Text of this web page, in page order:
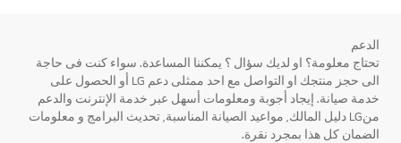
الدعم
تحتاج معلومة؟ او لديك سؤال ؟ يمكننا المساعدة. سواء كنت فى حاجة
الى حجز منتجك او التواصل مع احد ممثلى دعم LG أو الحصول على
خدمة صيانة. إيجاد أجوبة ومعلومات أسهل عبر خدمة الإنترنت والدعم
منLG دليل المالك, مواعيد الصيانة المناسبة, تحديث البرامج و معلومات
الضمان كل هذا بمجرد نقرة.